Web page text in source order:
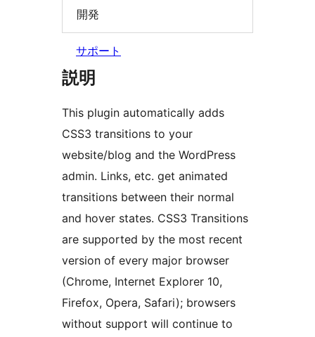
開発
サポート
説明
This plugin automatically adds
CSS3 transitions to your
website/blog and the WordPress
admin. Links, etc. get animated
transitions between their normal
and hover states. CSS3 Transitions
are supported by the most recent
version of every major browser
(Chrome, Internet Explorer 10,
Firefox, Opera, Safari); browsers
without support will continue to